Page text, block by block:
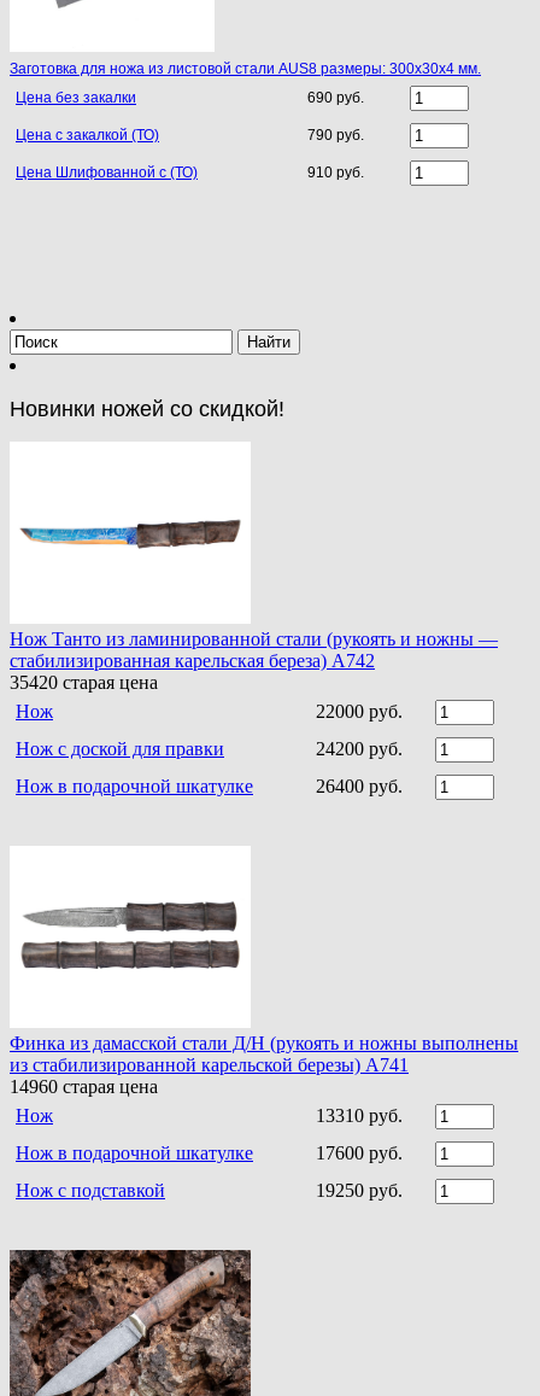
Заготовка для ножа из листовой стали AUS8 размеры: 300х30х4 мм.
Цена без закалки
690 руб.
Цена с закалкой (ТО) 790 руб.
Цена Шлифованной с (ТО) 910 руб.
Новинки ножей со скидкой!
Нож Танто из ламинированной стали (рукоять и ножны —
стабилизированная карельская береза) A742
35420 старая цена
Нож
22000 руб.
Нож с доской для правки
24200 руб.
Нож в подарочной шкатулке
26400 руб.
Финка из дамасской стали Д/Н (рукоять и ножны выполнены
из стабилизированной карельской березы) A741
14960 старая цена
Нож
13310 руб.
Нож в подарочной шкатулке
17600 руб.
Нож с подставкой
19250 руб.